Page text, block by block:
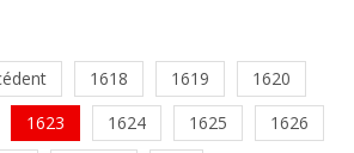
1618 1619
1620
1623 1624 1625
1626